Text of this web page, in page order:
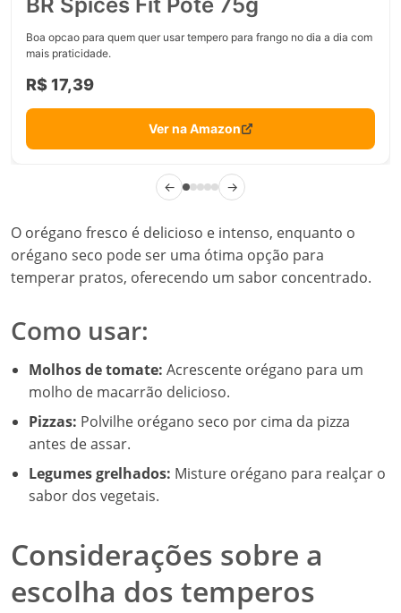
Boa opcao para quem quer usar tempero para frango no dia a dia com
mais praticidade.
R$ 17,39
Ver na Amazon
← →
O orégano fresco é delicioso e intenso, enquanto o
orégano seco pode ser uma ótima opção para
temperar pratos, oferecendo um sabor concentrado.
Como usar:
Molhos de tomate: Acrescente orégano para um
molho de macarrão delicioso.
Pizzas: Polvilhe orégano seco por cima da pizza
antes de assar.
Legumes grelhados: Misture orégano para realçar o
sabor dos vegetais.
Considerações sobre a
escolha dos temperos